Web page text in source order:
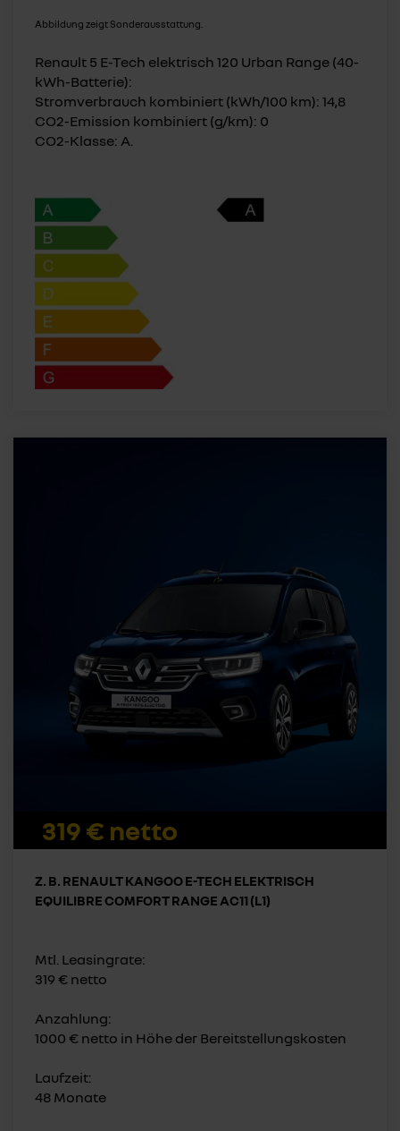
Abbildung zeigt Sonderausstattung.
Renault 5 E-Tech elektrisch 120 Urban Range (40-
kWh-Batterie):
Stromverbrauch kombiniert (kWh/100 km): 14,8
CO2-Emission kombiniert (g/km): 0
CO2-Klasse: A.
319 € netto
Z. B. RENAULT KANGOO E-TECH ELEKTRISCH
EQUILIBRE COMFORT RANGE AC11 (L1)
Mtl. Leasingrate:
319 € netto
Anzahlung:
1000 € netto in Höhe der Bereitstellungskosten
Laufzeit:
48 Monate